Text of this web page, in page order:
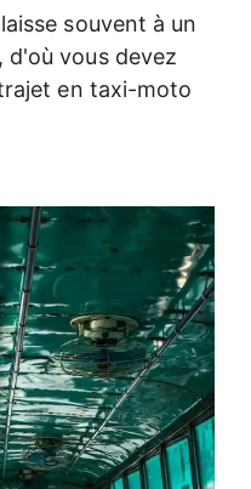
souvent à un
d'où vous devez
en taxi-moto